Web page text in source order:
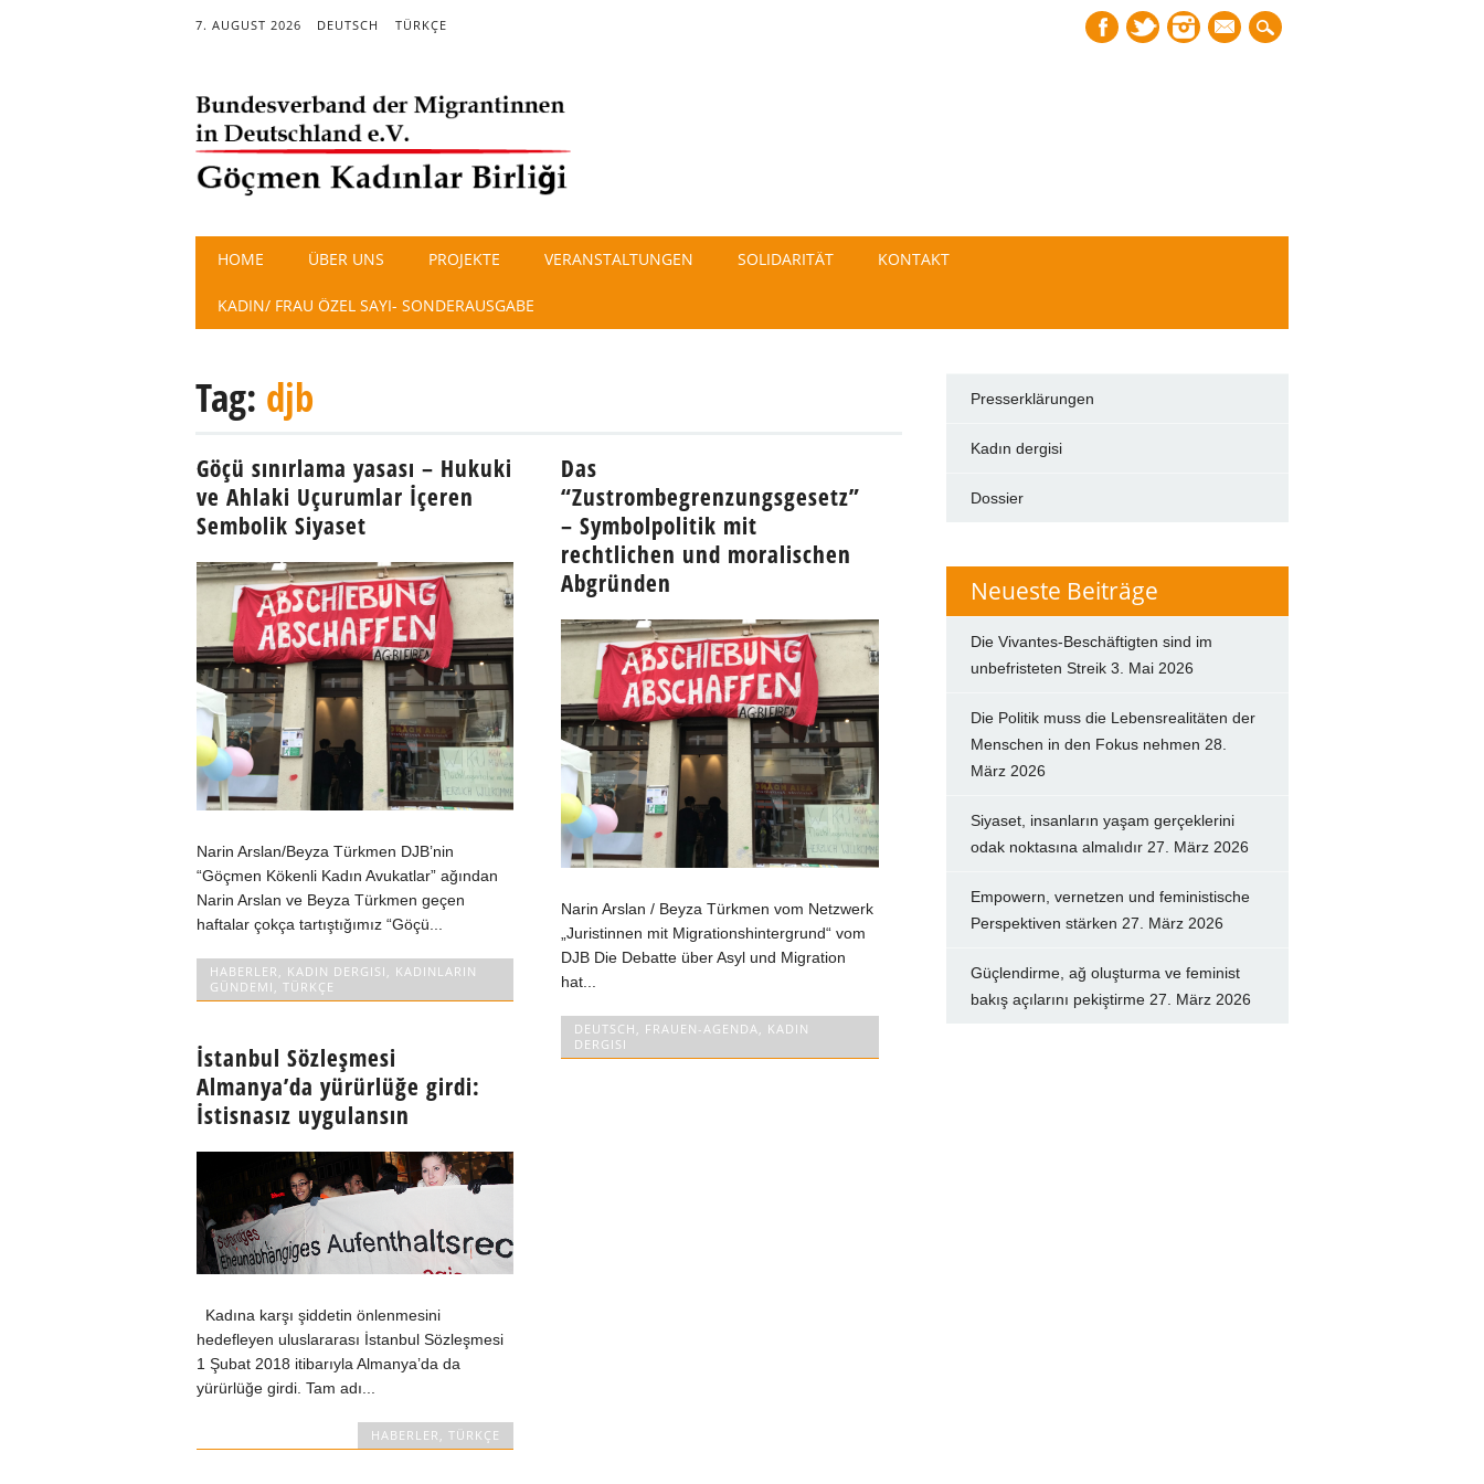
7. AUGUST 2026 DEUTSCH TÜRKÇE
mail
Main menu
HOME ÜBER UNS PROJEKTE VERANSTALTUNGEN SOLIDARITÄT KONTAKT
KADIN/ FRAU ÖZEL SAYI- SONDERAUSGABE
Tag: djb
Göçü sınırlama yasası – Hukuki
ve Ahlaki Uçurumlar İçeren
Sembolik Siyaset
Narin Arslan/Beyza Türkmen DJB’nin
“Göçmen Kökenli Kadın Avukatlar” ağından
Narin Arslan ve Beyza Türkmen geçen
haftalar çokça tartıştığımız “Göçü...
HABERLER KADIN DERGISI
KADINLARIN
GÜNDEMI
TÜRKÇE
Das
“Zustrombegrenzungsgesetz”
– Symbolpolitik mit
rechtlichen und moralischen
Abgründen
Narin Arslan / Beyza Türkmen vom Netzwerk
„Juristinnen mit Migrationshintergrund“ vom
DJB Die Debatte über Asyl und Migration
hat...
DEUTSCH FRAUEN-AGENDA
KADIN
DERGISI
İstanbul Sözleşmesi
Almanya’da yürürlüğe girdi:
İstisnasız uygulansın
Kadına karşı şiddetin önlenmesini
hedefleyen uluslararası İstanbul Sözleşmesi
1 Şubat 2018 itibarıyla Almanya’da da
yürürlüğe girdi. Tam adı...
HABERLER , TÜRKÇE
Presserklärungen
Kadın dergisi
Dossier
Neueste Beiträge
Die Vivantes-Beschäftigten sind im
unbefristeten Streik 3. Mai 2026
Die Politik muss die Lebensrealitäten der
Menschen in den Fokus nehmen 28.
März 2026
Siyaset, insanların yaşam gerçeklerini
odak noktasına almalıdır 27. März 2026
Empowern, vernetzen und feministische
Perspektiven stärken 27. März 2026
Güçlendirme, ağ oluşturma ve feminist
bakış açılarını pekiştirme 27. März 2026